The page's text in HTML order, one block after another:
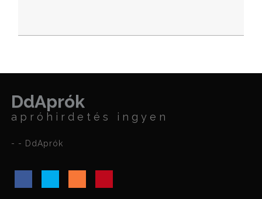
DdAprók
apróhirdetés ingyen
- - DdAprók